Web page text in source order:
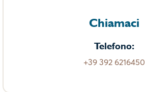
Chiamaci
Telefono:
+39 392 6216450